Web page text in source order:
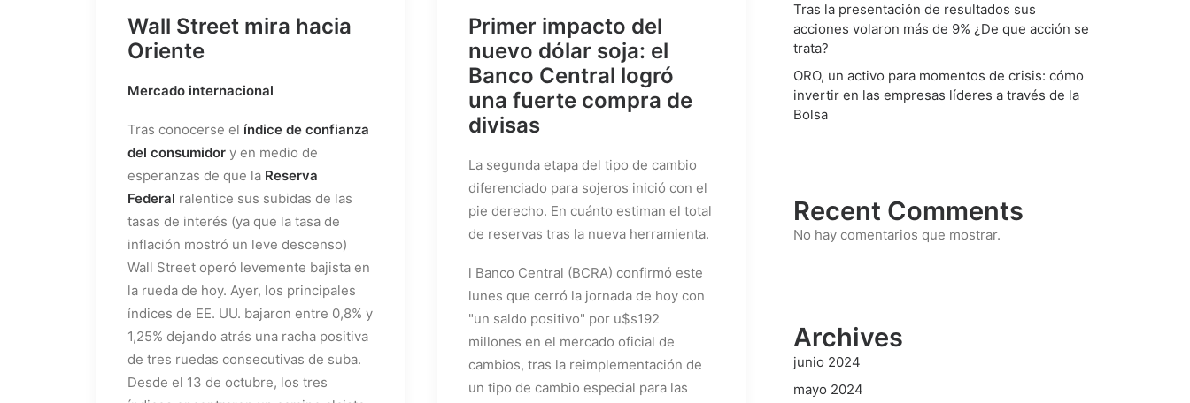
Wall Street mira hacia
Oriente
Mercado internacional
Tras conocerse el índice de confianza
del consumidor y en medio de
esperanzas de que la Reserva
Federal ralentice sus subidas de las
tasas de interés (ya que la tasa de
inflación mostró un leve descenso)
Wall Street operó levemente bajista en
la rueda de hoy. Ayer, los principales
índices de EE. UU. bajaron entre 0,8% y
1,25% dejando atrás una racha positiva
de tres ruedas consecutivas de suba.
Desde el 13 de octubre, los tres
Primer impacto del
nuevo dólar soja: el
Banco Central logró
una fuerte compra de
divisas
La segunda etapa del tipo de cambio
diferenciado para sojeros inició con el
pie derecho. En cuánto estiman el total
de reservas tras la nueva herramienta.
l Banco Central (BCRA) confirmó este
lunes que cerró la jornada de hoy con
"un saldo positivo" por u$s192
millones en el mercado oficial de
cambios, tras la reimplementación de
un tipo de cambio especial para las
Tras la presentación de resultados sus
acciones volaron más de 9% ¿De que acción se
trata?
ORO, un activo para momentos de crisis: cómo
invertir en las empresas líderes a través de la
Bolsa
Recent Comments
No hay comentarios que mostrar.
Archives
junio 2024
mayo 2024